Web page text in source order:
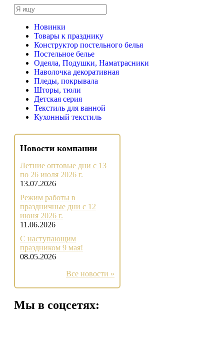
Новинки
Товары к празднику
Конструктор постельного белья
Постельное белье
Одеяла, Подушки, Наматрасники
Наволочка декоративная
Пледы, покрывала
Шторы, тюли
Детская серия
Текстиль для ванной
Кухонный текстиль
Новости компании
Летние оптовые дни с 13
по 26 июля 2026 г.
13.07.2026
Режим работы в
праздничные дни с 12
июня 2026 г.
11.06.2026
С наступающим
праздником 9 мая!
08.05.2026
Все новости »
Мы в соцсетях: